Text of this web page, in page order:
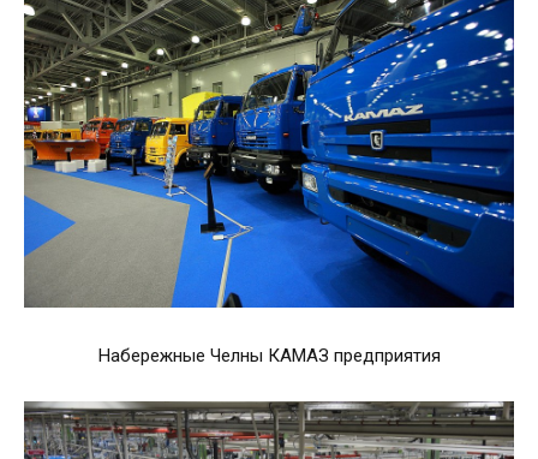
Набережные Челны КАМАЗ предприятия